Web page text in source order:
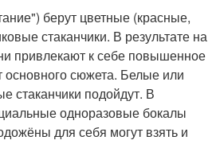
берут цветные (красные,
стаканчики. В результате на
привлекают к себе повышенное
основного сюжета. Белые или
стаканчики подойдут. В
одноразовые бокалы
для себя могут взять и